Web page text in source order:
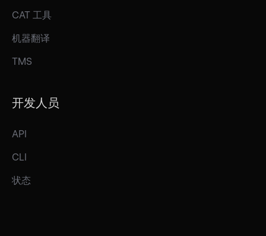
CAT 工具
机器翻译
TMS
开发人员
API
CLI
状态